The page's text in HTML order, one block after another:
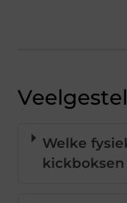
Welke